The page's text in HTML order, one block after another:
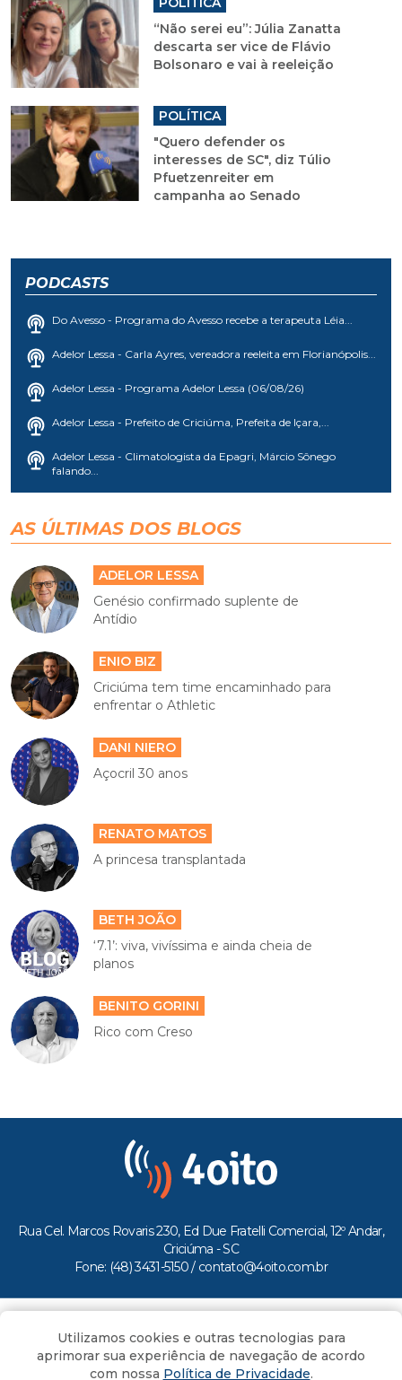
“Não serei eu”: Júlia Zanatta
descarta ser vice de Flávio
Bolsonaro e vai à reeleição
POLÍTICA
"Quero defender os
interesses de SC", diz Túlio
Pfuetzenreiter em
campanha ao Senado
PODCASTS
Do Avesso - Programa do Avesso recebe a terapeuta Léia...
Adelor Lessa - Carla Ayres, vereadora reeleita em Florianópolis...
Adelor Lessa - Programa Adelor Lessa (06/08/26)
Adelor Lessa - Prefeito de Criciúma, Prefeita de Içara,...
Adelor Lessa - Climatologista da Epagri, Márcio Sônego
falando...
AS ÚLTIMAS DOS BLOGS
ADELOR LESSA
Genésio confirmado suplente de
Antídio
ENIO BIZ
Criciúma tem time encaminhado para
enfrentar o Athletic
DANI NIERO
Açocril 30 anos
RENATO MATOS
A princesa transplantada
BETH JOÃO
‘7.1’: viva, vivíssima e ainda cheia de
planos
BENITO GORINI
Rico com Creso
Rua Cel. Marcos Rovaris 230, Ed Due Fratelli Comercial, 12º Andar,
Criciúma - SC
Fone: (48) 3431-5150 / contato@4oito.com.br
Todos os direitos reservados ao Portal 4oito
Utilizamos cookies e outras tecnologias para
aprimorar sua experiência de navegação de acordo
com nossa Política de Privacidade.